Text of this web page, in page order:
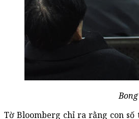
Tờ Bloomberg chỉ ra rằng con